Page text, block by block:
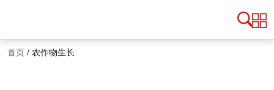
首页 / 农作物生长